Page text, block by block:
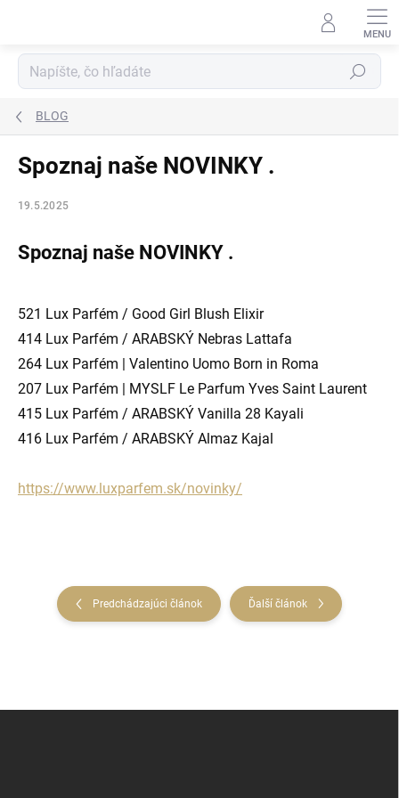
Hľadať
BLOG
Spoznaj naše NOVINKY .
19.5.2025
Spoznaj naše NOVINKY .
521 Lux Parfém / Good Girl Blush Elixir
414 Lux Parfém / ARABSKÝ Nebras Lattafa
264 Lux Parfém | Valentino Uomo Born in Roma
207 Lux Parfém | MYSLF Le Parfum Yves Saint Laurent
415 Lux Parfém / ARABSKÝ Vanilla 28 Kayali
416 Lux Parfém / ARABSKÝ Almaz Kajal
https://www.luxparfem.sk/novinky/
Predchádzajúci článok Ďalší článok